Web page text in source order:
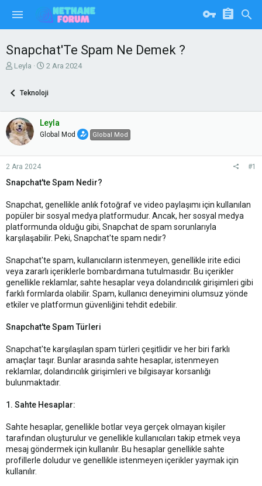
Snapchat'Te Spam Ne Demek ?
K
u
u
b
a
a
t
n
Leyla
B
l
g
ı
r
h
i
2 Ara 2024
Teknoloji
Leyla
Global Mod Global Mod
2 Ara 2024 #1
Snapchat'te Spam Nedir?
Snapchat, genellikle anlık fotoğraf ve video paylaşımı için kullanılan
popüler bir sosyal medya platformudur. Ancak, her sosyal medya
platformunda olduğu gibi, Snapchat de spam sorunlarıyla
karşılaşabilir. Peki, Snapchat'te spam nedir?
Snapchat'te spam, kullanıcıların istenmeyen, genellikle irite edici
veya zararlı içeriklerle bombardımana tutulmasıdır. Bu içerikler
genellikle reklamlar, sahte hesaplar veya dolandırıcılık girişimleri gibi
farklı formlarda olabilir. Spam, kullanıcı deneyimini olumsuz yönde
etkiler ve platformun güvenliğini tehdit edebilir.
Snapchat'te Spam Türleri
Snapchat'te karşılaşılan spam türleri çeşitlidir ve her biri farklı
amaçlar taşır. Bunlar arasında sahte hesaplar, istenmeyen
reklamlar, dolandırıcılık girişimleri ve bilgisayar korsanlığı
bulunmaktadır.
1. Sahte Hesaplar:
Sahte hesaplar, genellikle botlar veya gerçek olmayan kişiler
tarafından oluşturulur ve genellikle kullanıcıları takip etmek veya
mesaj göndermek için kullanılır. Bu hesaplar genellikle sahte
profillerle doludur ve genellikle istenmeyen içerikler yaymak için
kullanılır.